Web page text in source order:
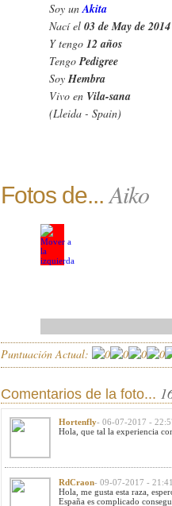
Soy unAkita
Nací el 03 de May de 2014
Y tengo 12 años
TengoPedigree
SoyHembra
Vivo en Vila-sana
(Lleida - Spain)
Fotos de... Aiko
Puntuación Actual:
Comentarios de la foto...
Hortenfly- 06-07-2017 -
Hola, que tal la experiencia
RdCraon- 09-07-2017 -
Hola, me gusta esta raza,
España es complicado